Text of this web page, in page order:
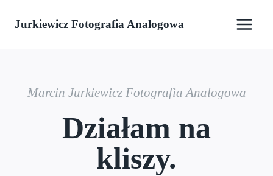
Jurkiewicz Fotografia Analogowa
Marcin Jurkiewicz Fotografia Analogowa
Działam na
kliszy.